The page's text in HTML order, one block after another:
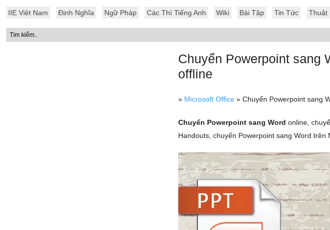
IIE Việt Nam Định Nghĩa Ngữ Pháp Các Thì Tiếng Anh Wiki Bài Tập Tin Tức Thuật
Chuyển Powerpoint sang
offline
» Microsoft Office » Chuyển Powerpoint sang
Chuyển Powerpoint sang Word online,
Handouts, chuyển Powerpoint sang Word trên